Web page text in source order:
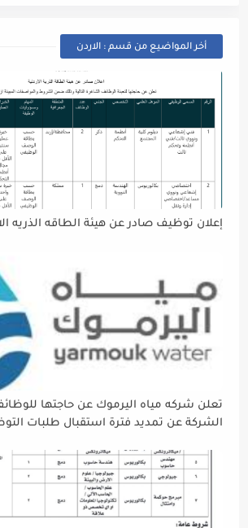
أخر المواضيع من قسم : الاردن
إعلان توظيف صادر عن هيئة الطاقه الذريه الاردنيه
تعلن شركه مياه اليرموك عن حاجتها
الشركة عن تمديد فترة استقبال طلبات
إتاحة الفرصة الكافية أمام الجميع لاستكمال